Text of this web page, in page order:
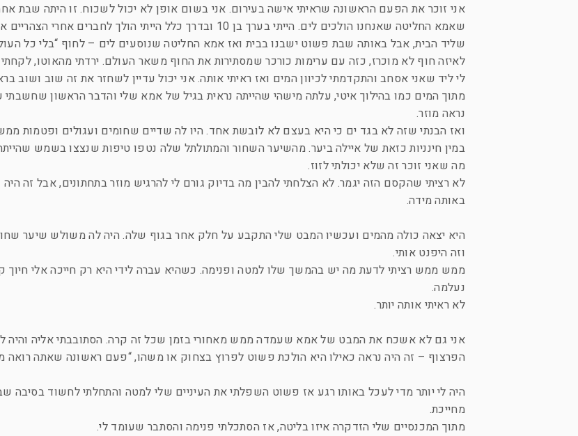
אני זוכר את הפעם הראשונה שראיתי אישה בעירום. אני בשום אופן לא יכול לשכוח. זו היתה שבת
שאמא החליטה שאנחנו הולכים לים. הייתי בערך בן 10 ובדרך כלל הייתי הולך
שליד הבית, אבל באותה שבת פשוט ישבנו בבית ואז אמא החליטה שנוסעים לים – לחוף “בלי כל
לאיזה חוף לא מוכרז, כזה עם ערימות כורכר שמסתירות את החוף משאר העולם. ירדתי מהאוטו,
לי ליד שאני אסחב והתקדמתי לכיוון המים ואז ראיתי אותה. אני יכול עדיין לשחזר את זה שוב ושוב
מתוך המים כמו בהילוך איטי, עלתה מישהי שהייתה נראית בגיל של אמא שלי והדבר הראשון
נראה מוזר.
ואז הבנתי שזה לא בגד ים כי היא בעצם לא לובשת אחד. היו לה שדיים שחומים ועגולים ופטמות
במין חינניות כזאת של איילה ביער. מהשיער השחור והמתולתל שלה נטפו טיפות שנצצו בשמש
מה שאני זוכר זה שלא יכולתי לזוז.
לא רציתי שהקסם הזה יגמר. לא הצלחתי להבין מה בדיוק גורם לי להרגיש מוזר בתחתונים, אבל זה
באותה מידה.
היא יצאה כולה מהמים ועכשיו המבט שלי התקבע על חלק אחר בגוף שלה. היה לה משולש שיער שחור
וזה היפנט אותי.
ממש ממש רציתי לדעת מה יש בהמשך שלו למטה ופנימה. כשהיא עברה לידי היא רק חייכה אלי חיוך
נעלמה.
לא ראיתי אותה יותר.
אני גם לא אשכח את המבט של אמא שעמדה ממש מאחורי בזמן שכל זה קרה. הסתובבתי אליה והיה
הפרצוף – זה היה נראה כאילו היא הולכת פשוט לפרוץ בצחוק או משהו, “פעם ראשונה שאתה רואה
היה לי יותר מדי לעכל באותו רגע אז פשוט השפלתי את העיניים שלי למטה והתחלתי לחשוד בסיבה
מחייכת.
מתוך המכנסיים שלי הזדקרה איזו בליטה, אז הסתכלתי פנימה והסתבר שעומד לי.